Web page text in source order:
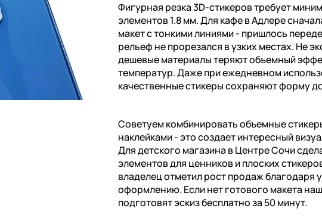
Фигурная резка 3D-стикеров требует
элементов 1.8 мм. Для кафе в Адлере
макет с тонкими линиями - пришлось
рельеф не прорезался в узких местах. Не
дешевые материалы теряют объемный
температур. Даже при ежедневном
качественные стикеры сохраняют форму
Советуем комбинировать объемные
наклейками - это создает интересный
Для детского магазина в Центре Сочи
элементов для ценников и плоских
владелец отметил рост продаж благодаря
оформлению. Если нет готового макета
подготовят эскиз бесплатно за 50 минут.